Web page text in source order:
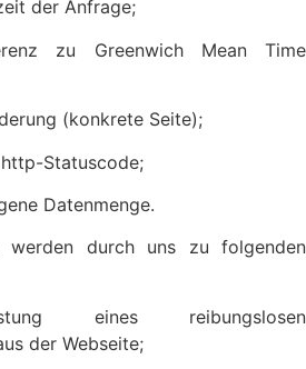
der Anfrage;
zu Greenwich Mean Time
(konkrete Seite);
Statuscode;
Datenmenge.
werden durch uns zu folgenden
eines reibungslosen
der Webseite;